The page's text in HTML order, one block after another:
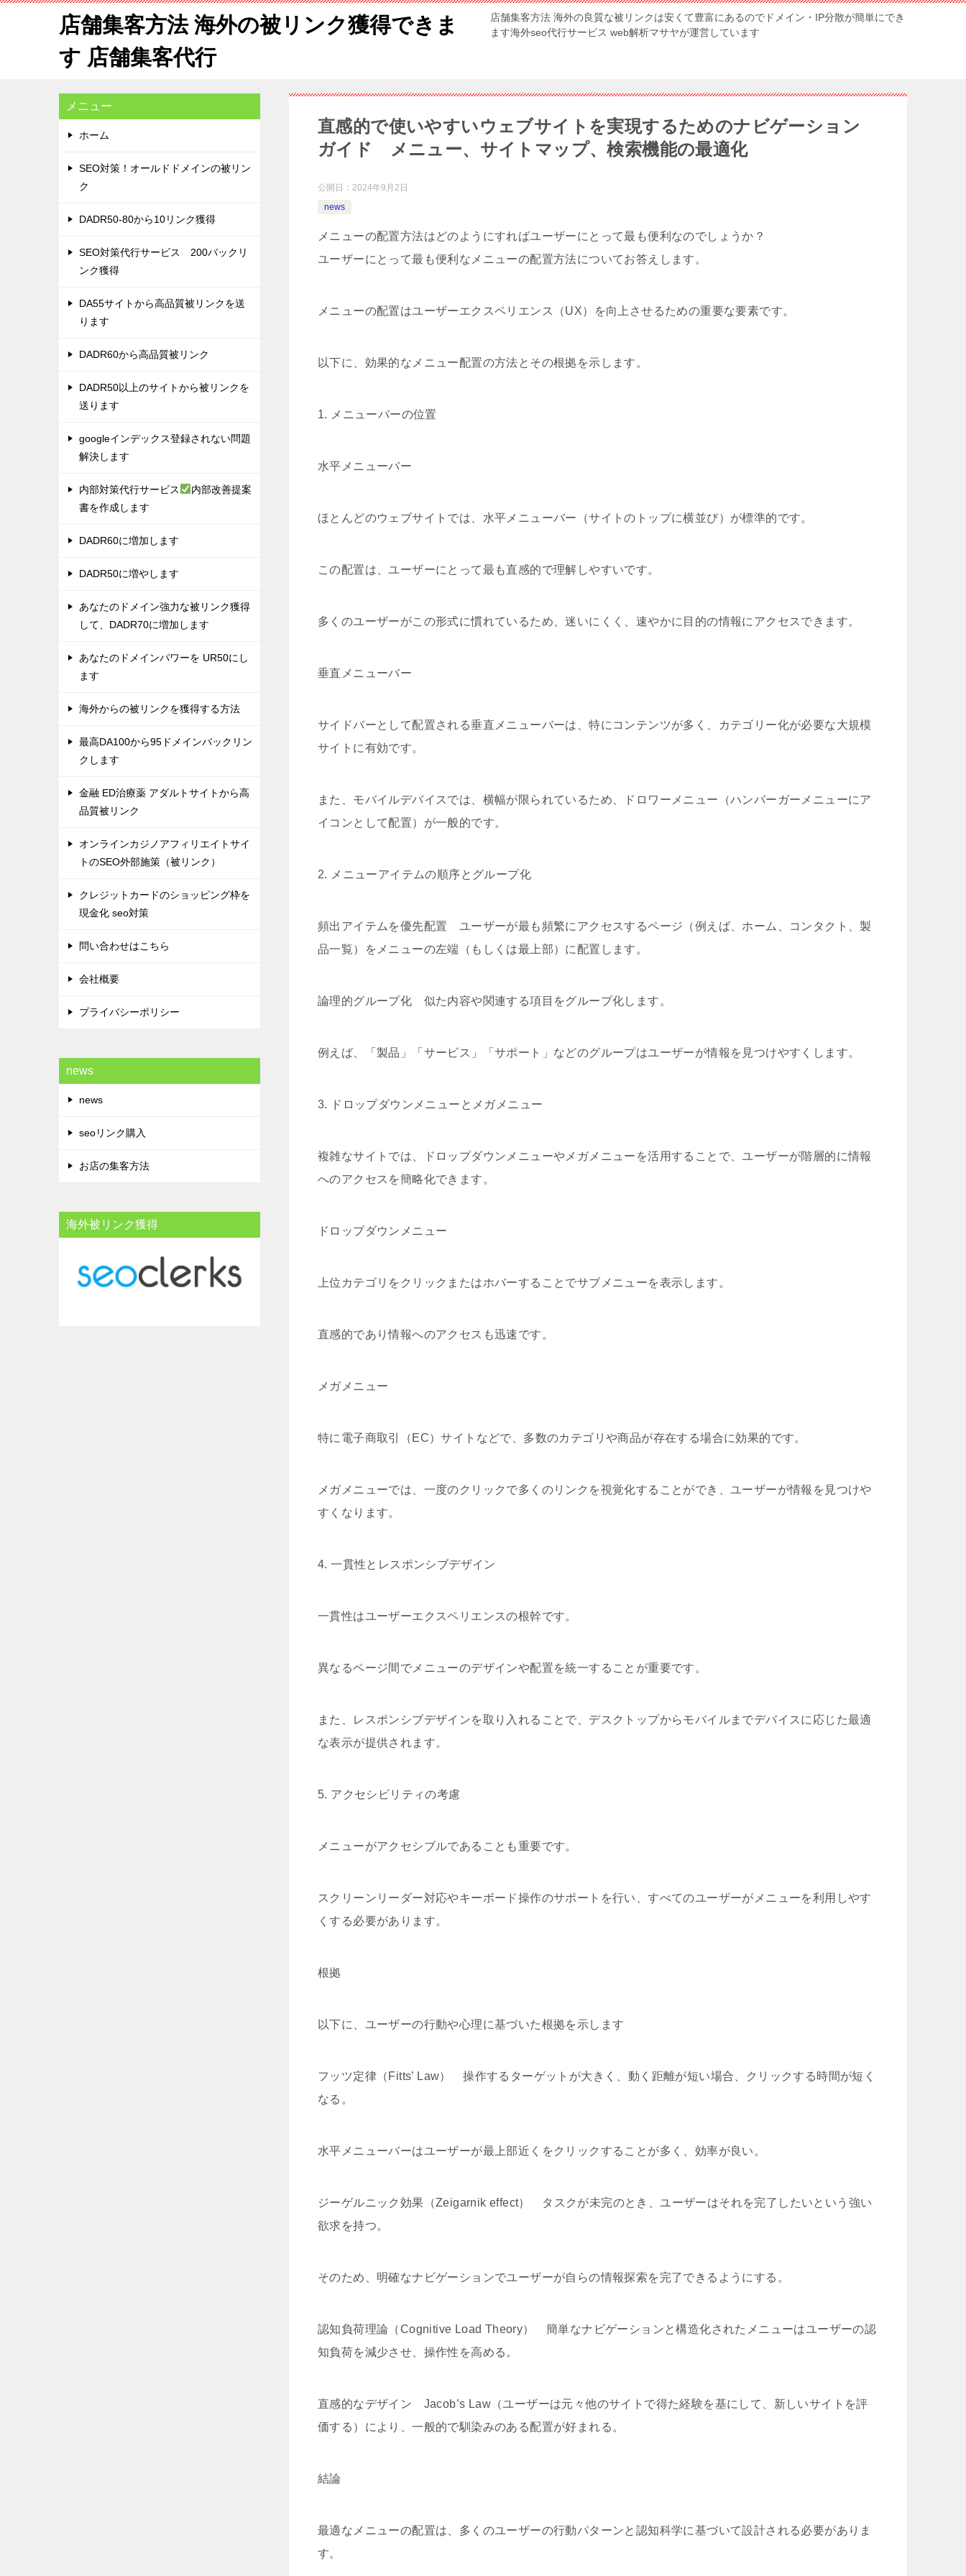
店舗集客方法 海外の被リンク獲得できま
す 店舗集客代行
店舗集客方法 海外の良質な被リンクは安くて豊富にあるのでドメイン・IP分散が簡単にでき
ます海外seo代行サービス web解析マサヤが運営しています
直感的で使いやすいウェブサイトを実現するためのナビゲーション
ガイド メニュー、サイトマップ、検索機能の最適化
公開日： 2024年9月2日
news
メニューの配置方法はどのようにすればユーザーにとって最も便利なのでしょうか？
ユーザーにとって最も便利なメニューの配置方法についてお答えします。
メニューの配置はユーザーエクスペリエンス（UX）を向上させるための重要な要素です。
以下に、効果的なメニュー配置の方法とその根拠を示します。
1. メニューバーの位置
水平メニューバー
ほとんどのウェブサイトでは、水平メニューバー（サイトのトップに横並び）が標準的です。
この配置は、ユーザーにとって最も直感的で理解しやすいです。
多くのユーザーがこの形式に慣れているため、迷いにくく、速やかに目的の情報にアクセスできます。
垂直メニューバー
サイドバーとして配置される垂直メニューバーは、特にコンテンツが多く、カテゴリー化が必要な大規模
サイトに有効です。
また、モバイルデバイスでは、横幅が限られているため、ドロワーメニュー（ハンバーガーメニューにア
イコンとして配置）が一般的です。
2. メニューアイテムの順序とグループ化
頻出アイテムを優先配置 ユーザーが最も頻繁にアクセスするページ（例えば、ホーム、コンタクト、製
品一覧）をメニューの左端（もしくは最上部）に配置します。
論理的グループ化 似た内容や関連する項目をグループ化します。
例えば、「製品」「サービス」「サポート」などのグループはユーザーが情報を見つけやすくします。
3. ドロップダウンメニューとメガメニュー
複雑なサイトでは、ドロップダウンメニューやメガメニューを活用することで、ユーザーが階層的に情報
へのアクセスを簡略化できます。
ドロップダウンメニュー
上位カテゴリをクリックまたはホバーすることでサブメニューを表示します。
直感的であり情報へのアクセスも迅速です。
メガメニュー
特に電子商取引（EC）サイトなどで、多数のカテゴリや商品が存在する場合に効果的です。
メガメニューでは、一度のクリックで多くのリンクを視覚化することができ、ユーザーが情報を見つけや
すくなります。
4. 一貫性とレスポンシブデザイン
一貫性はユーザーエクスペリエンスの根幹です。
異なるページ間でメニューのデザインや配置を統一することが重要です。
また、レスポンシブデザインを取り入れることで、デスクトップからモバイルまでデバイスに応じた最適
な表示が提供されます。
5. アクセシビリティの考慮
メニューがアクセシブルであることも重要です。
スクリーンリーダー対応やキーボード操作のサポートを行い、すべてのユーザーがメニューを利用しやす
くする必要があります。
根拠
以下に、ユーザーの行動や心理に基づいた根拠を示します
フッツ定律（Fitts’ Law） 操作するターゲットが大きく、動く距離が短い場合、クリックする時間が短く
なる。
水平メニューバーはユーザーが最上部近くをクリックすることが多く、効率が良い。
ジーゲルニック効果（Zeigarnik effect） タスクが未完のとき、ユーザーはそれを完了したいという強い
欲求を持つ。
そのため、明確なナビゲーションでユーザーが自らの情報探索を完了できるようにする。
認知負荷理論（Cognitive Load Theory） 簡単なナビゲーションと構造化されたメニューはユーザーの認
知負荷を減少させ、操作性を高める。
直感的なデザイン Jacob’s Law（ユーザーは元々他のサイトで得た経験を基にして、新しいサイトを評
価する）により、一般的で馴染みのある配置が好まれる。
結論
最適なメニューの配置は、多くのユーザーの行動パターンと認知科学に基づいて設計される必要がありま
す。
メニュー
ホーム
SEO対策！オールドドメインの被リン
ク
DADR50-80から10リンク獲得
SEO対策代行サービス 200バックリ
ンク獲得
DA55サイトから高品質被リンクを送
ります
DADR60から高品質被リンク
DADR50以上のサイトから被リンクを
送ります
googleインデックス登録されない問題
解決します
内部対策代行サービス
内部改善提案
書を作成します
DADR60に増加します
DADR50に増やします
あなたのドメイン強力な被リンク獲得
して、DADR70に増加します
あなたのドメインパワーを UR50にし
ます
海外からの被リンクを獲得する方法
最高DA100から95ドメインバックリン
クします
金融 ED治療薬 アダルトサイトから高
品質被リンク
オンラインカジノアフィリエイトサイ
トのSEO外部施策（被リンク）
クレジットカードのショッピング枠を
現金化 seo対策
問い合わせはこちら
会社概要
プライバシーポリシー
news
news
seoリンク購入
お店の集客方法
海外被リンク獲得